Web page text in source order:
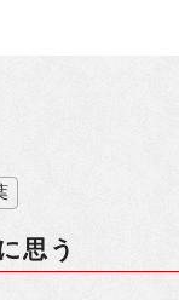
思う